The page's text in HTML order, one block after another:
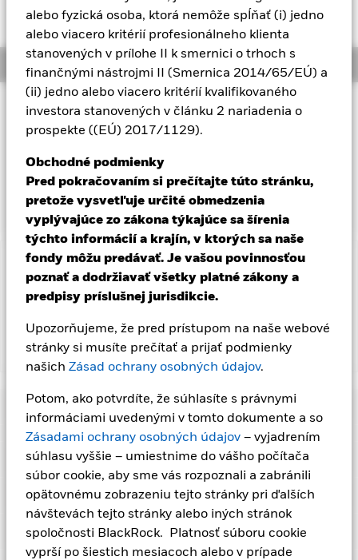
alebo fyzická osoba, ktorá nemôže spĺňať (i) jedno
alebo viacero kritérií profesionálneho klienta
stanovených v prílohe II k smernici o trhoch s
finančnými nástrojmi II (Smernica 2014/65/EÚ) a
(ii) jedno alebo viacero kritérií kvalifikovaného
investora stanovených v článku 2 nariadenia o
prospekte ((EÚ) 2017/1129).
Obchodné podmienky
Pred pokračovaním si prečítajte túto stránku,
pretože vysvetľuje určité obmedzenia
vyplývajúce zo zákona týkajúce sa šírenia
týchto informácií a krajín, v ktorých sa naše
fondy môžu predávať. Je vašou povinnosťou
poznať a dodržiavať všetky platné zákony a
predpisy príslušnej jurisdikcie.
Upozorňujeme, že pred prístupom na naše webové
stránky si musíte prečítať a prijať podmienky
našich Zásad ochrany osobných údajov.
Potom, ako potvrdíte, že súhlasíte s právnymi
informáciami uvedenými v tomto dokumente a so
Zásadami ochrany osobných údajov – vyjadrením
súhlasu vyššie – umiestnime do vášho počítača
súbor cookie, aby sme vás rozpoznali a zabránili
opätovnému zobrazeniu tejto stránky pri ďalších
návštevách tejto stránky alebo iných stránok
spoločnosti BlackRock. Platnosť súboru cookie
vyprší po šiestich mesiacoch alebo v prípade
zmenená klasifikácia SFDR tohto fondu.Kliknite
na tento odkaz pre informácie o RNS.
Overview
INVESTIČNÝ CIEĽ
Fond iShares Smart City Infrastructure UCITS ETF sa snaží
z rozvinutých a rozvíjajúcich sa trhov, ktoré poskytujú služby a
riešenia pre rozvoj a účinnú prevádzku infraštruktúry
inteligentných miest udržateľným spôsobom.
Dôležitá informácia: Rizikový kapitál.
príjmov z nich môže klesať aj stúpať a nie je zaručená.
Investori nesmú získať späť pôvodne investovanú sumu.
Zobraziť menej
Výkonnosť
Tabuľka
Zobraziť celú tabuľku
Výnosy
Akcie v menších spoločnostiach bežne obchodujú s menším
objemom a majú väčšie cenové odchýlky ako väčšie
spoločnosti.
Rozvíjajúce sa trhy sú vo všeobecnosti citlivejšie
na ekonomické a politické podmienky ako rozvinuté trhy.
Ďalšie faktory zahŕňajú väčšie „riziko likvidity“, obmedzenia
investovania alebo prevodu aktív, zlyhanie/oneskorené
dodanie cenných papierov alebo platieb do fondu a riziká
spojené s udržateľnosťou.Investičné riziko je koncentrované v
Hlavné fakty
k 06-aug-26
Dátum spustenia triedy akcií 03-mar-20
Ukazovateľ rizika
Počet držieb
k 06-aug-26
Registrované sídla